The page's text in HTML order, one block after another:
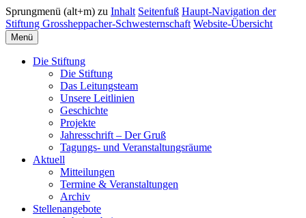
Sprungmenü (alt+m) zu Inhalt Seitenfuß Haupt-Navigation der
Stiftung Grossheppacher-Schwesternschaft Website-Übersicht
Menü
Die Stiftung
Die Stiftung
Das Leitungsteam
Unsere Leitlinien
Geschichte
Projekte
Jahresschrift – Der Gruß
Tagungs- und Veranstaltungsräume
Aktuell
Mitteilungen
Termine & Veranstaltungen
Archiv
Stellenangebote